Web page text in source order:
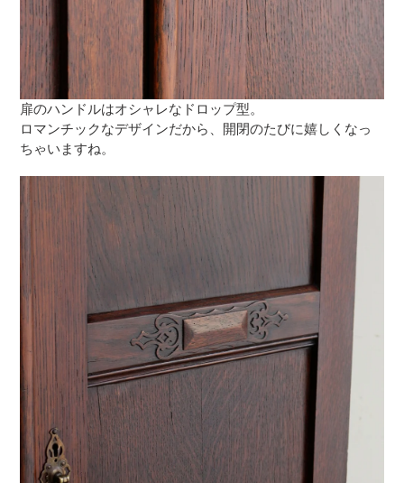
扉のハンドルはオシャレなドロップ型。
ロマンチックなデザインだから、開閉のたびに嬉しくなっ
ちゃいますね。